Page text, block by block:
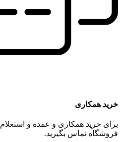
خرید همکاری
برای خرید همکاری و عمده و استعلام
فروشگاه تماس بگیرید.